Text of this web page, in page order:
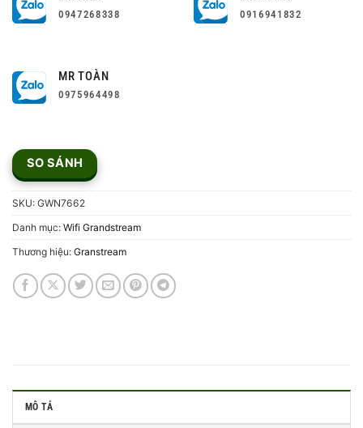
0947268338 0916941832
MR TOÀN
0975964498
SO SÁNH
SKU: GWN7662
Danh mục: Wifi Grandstream
Thương hiệu: Granstream
MÔ TẢ